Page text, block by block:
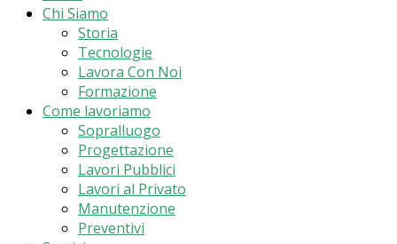
Chi Siamo
Storia
Tecnologie
Lavora Con Noi
Formazione
Come lavoriamo
Sopralluogo
Progettazione
Lavori Pubblici
Lavori al Privato
Manutenzione
Preventivi